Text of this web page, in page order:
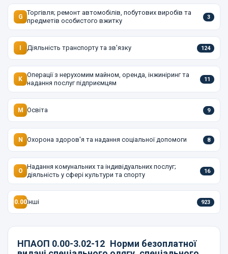
G
Торгівля; ремонт автомобілів, побутових виробів та
предметів особистого вжитку
3
I Діяльність транспорту та зв'язку 124
K
Операції з нерухомим майном, оренда, інжиніринг та
надання послуг підприємцям
11
M Освіта 9
N Охорона здоров'я та надання соціальної допомоги 8
O
Надання комунальних та індивідуальних послуг;
діяльність у сфері культури та спорту
16
0.00Інші 923
НПАОП 0.00-3.02-12 Норми безоплатної